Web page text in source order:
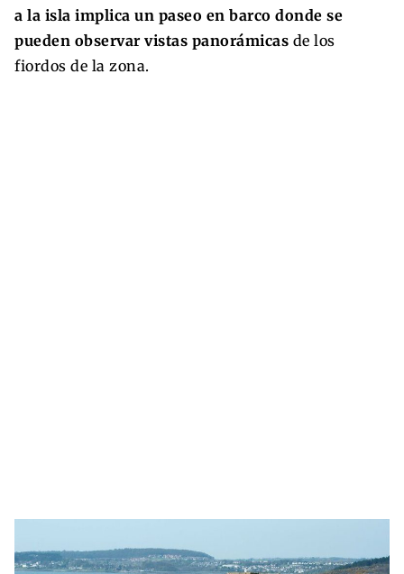
a la isla implica un paseo en barco donde se
pueden observar vistas panorámicas de los
fiordos de la zona.